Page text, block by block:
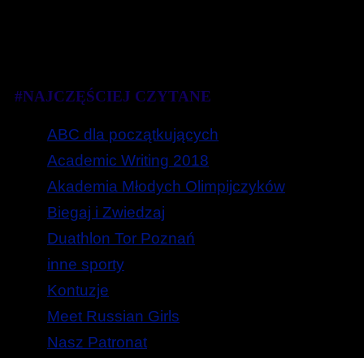
#NAJCZĘŚCIEJ CZYTANE
ABC dla początkujących
Academic Writing 2018
Akademia Młodych Olimpijczyków
Biegaj i Zwiedzaj
Duathlon Tor Poznań
inne sporty
Kontuzje
Meet Russian Girls
Nasz Patronat